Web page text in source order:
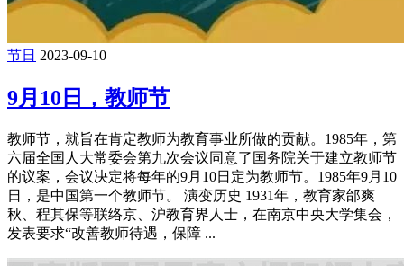
节日 2023-09-10
9月10日，教师节
教师节，就旨在肯定教师为教育事业所做的贡献。1985年，第
六届全国人大常委会第九次会议同意了国务院关于建立教师节
的议案，会议决定将每年的9月10日定为教师节。1985年9月10
日，是中国第一个教师节。 演变历史 1931年，教育家邰爽
秋、程其保等联络京、沪教育界人士，在南京中央大学集会，
发表要求“改善教师待遇，保障 ...